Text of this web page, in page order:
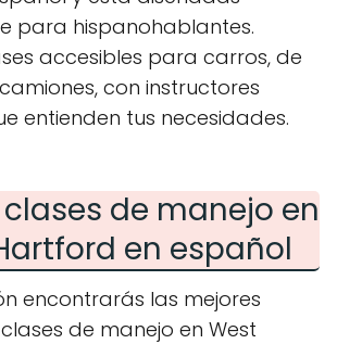
para hispanohablantes.
accesibles para carros, de
con instructores
entienden tus necesidades.
de manejo en
en español
encontrarás las mejores
de manejo en West